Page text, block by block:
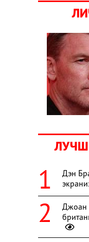
Дэн
Джоан